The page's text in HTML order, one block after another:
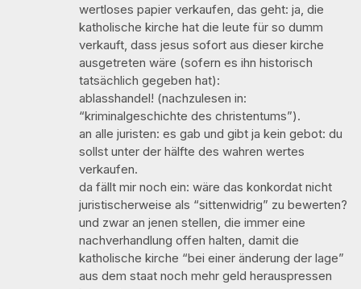
wertloses papier verkaufen, das geht: ja, die
katholische kirche hat die leute für so dumm
verkauft, dass jesus sofort aus dieser kirche
ausgetreten wäre (sofern es ihn historisch
tatsächlich gegeben hat):
ablasshandel! (nachzulesen in:
“kriminalgeschichte des christentums”).
an alle juristen: es gab und gibt ja kein gebot: du
sollst unter der hälfte des wahren wertes
verkaufen.
da fällt mir noch ein: wäre das konkordat nicht
juristischerweise als “sittenwidrig” zu bewerten?
und zwar an jenen stellen, die immer eine
nachverhandlung offen halten, damit die
katholische kirche “bei einer änderung der lage”
aus dem staat noch mehr geld herauspressen